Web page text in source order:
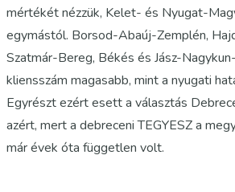
mértékét nézzük, Kelet- és Nyugat-
egymástól. Borsod-Abaúj-Zemplén,
Szatmár-Bereg, Békés és Jász-
kliensszám magasabb, mint a nyugati
Egyrészt ezért esett a választás
azért, mert a debreceni TEGYESZ a
már évek óta független volt.